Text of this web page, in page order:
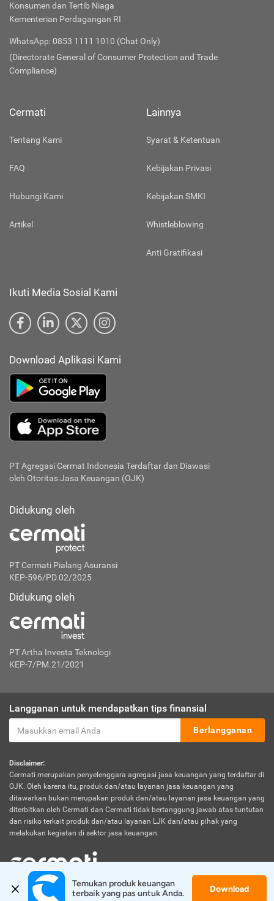
Konsumen dan Tertib Niaga
Kementerian Perdagangan RI
WhatsApp: 0853 1111 1010 (Chat Only)
(Directorate General of Consumer Protection and Trade
Compliance)
Cermati
Tentang Kami
FAQ
Hubungi Kami
Artikel
Lainnya
Syarat & Ketentuan
Kebijakan Privasi
Kebijakan SMKI
Whistleblowing
Anti Gratifikasi
Ikuti Media Sosial Kami
Download Aplikasi Kami
PT Agregasi Cermat Indonesia Terdaftar dan Diawasi
oleh Otoritas Jasa Keuangan (OJK)
Didukung oleh
PT Cermati Pialang Asuransi
KEP-596/PD.02/2025
Didukung oleh
PT Artha Investa Teknologi
KEP-7/PM.21/2021
Langganan untuk mendapatkan tips finansial
Berlangganan
Disclaimer:
Cermati merupakan penyelenggara agregasi jasa keuangan yang terdaftar di
OJK. Oleh karena itu, produk dan/atau layanan jasa keuangan yang
ditawarkan bukan merupakan produk dan/atau layanan jasa keuangan yang
diterbitkan oleh Cermati dan Cermati tidak bertanggung jawab atas tuntutan
dan risiko terkait produk dan/atau layanan LJK dan/atau pihak yang
melakukan kegiatan di sektor jasa keuangan.
© 2026 Cermati. All Rights Reserved.
Temukan produk keuangan
terbaik yang pas untuk Anda.
Download